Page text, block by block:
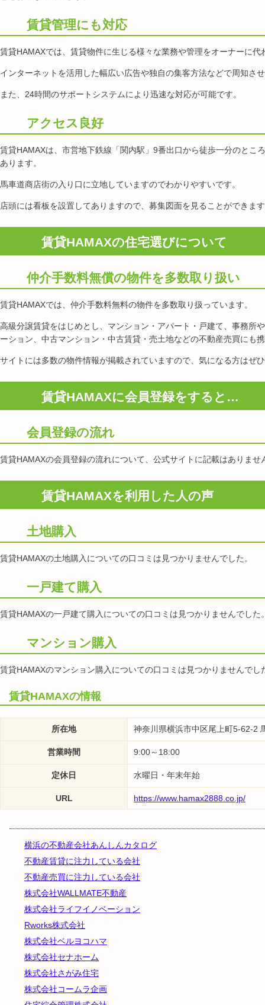
賃貸管理にも対応
賃貸HAMAXでは、賃貸物件に生じる様々な業務や管理をオーナーに
インターネットを活用した幅広い広告や独自の集客方法などで周知さ
また、 24時間のサポートシステムにより迅速な対応が可能です。
アクセス良好
賃貸HAMAXは、市営地下鉄線「関内駅」9番出口から徒歩一分のとこ
あります。
馬車道商店街の入り口に立地していますのでわかりやすいです。
店頭には看板を設置してありますので、募集図面を見ることができま
賃貸HAMAXの住宅選びについて
仲介手数料無償の物件を多数取り扱い
賃貸HAMAXでは、仲介手数料無料の物件を多数取り扱っています。
高級分譲賃貸をはじめとし、マンション・アパート・戸建て、事務所
ーション、中古マンション・中古賃貸・売土地などの不動産売買にも
サイトには多数の物件情報が掲載されていますので、気になる方はぜ
賃貸HAMAXに会員登録をすると…
会員登録の流れ
賃貸HAMAXの会員登録の流れについて、公式サイトに記載はありませ
賃貸HAMAXを利用した人の声
土地購入
賃貸HAMAXの土地購入についての口コミは見つかりませんでした。
一戸建て購入
賃貸HAMAXの一戸建て購入についての口コミは見つかりませんでした
マンション購入
賃貸HAMAXのマンション購入についての口コミは見つかりませんでし
賃貸HAMAXの情報
所在地 神奈川県横浜市中区尾上町5-62-2
営業時間 9:00～18:00
定休日 水曜日・年末年始
URL https://www.hamax2888.co.jp/
横浜の不動産会社あんしんカタログ
不動産賃貸に注力している会社
不動産売買に注力している会社
株式会社WALLMATE不動産
株式会社ライフイノベーション
Rworks株式会社
株式会社ベルヨコハマ
株式会社セナホーム
株式会社さがみ住宅
株式会社コームラ企画